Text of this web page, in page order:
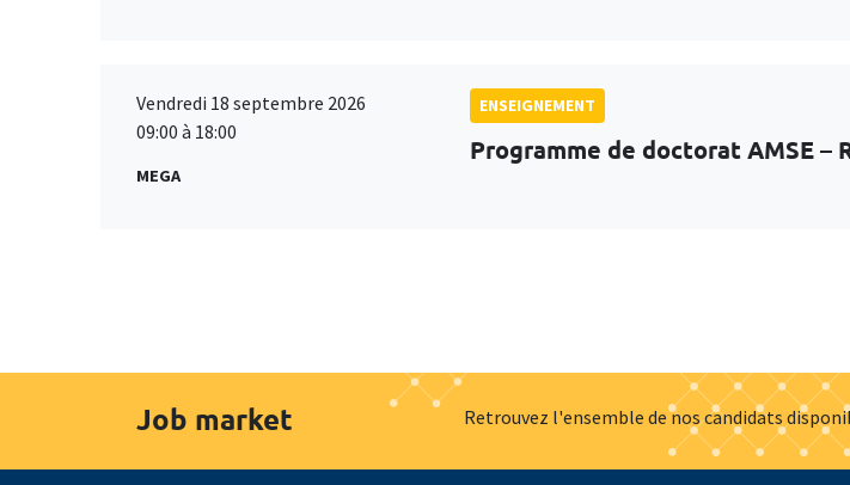
Vendredi 18 septembre 2026
09:00 à 18:00
MEGA
ENSEIGNEMENT
Programme de doctorat AMSE –
Job market Retrouvez l'ensemble de nos candidats